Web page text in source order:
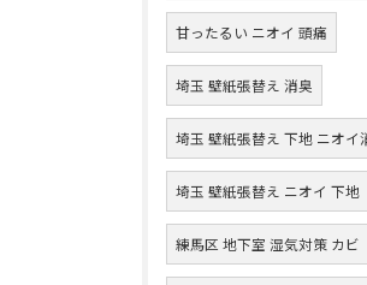
甘ったるい ニオイ 頭痛
埼玉 壁紙張替え 消臭
埼玉 壁紙張替え 下地 ニオイ
埼玉 壁紙張替え ニオイ 下地
練馬区 地下室 湿気対策 カビ